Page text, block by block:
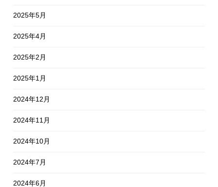
2025年5月
2025年4月
2025年2月
2025年1月
2024年12月
2024年11月
2024年10月
2024年7月
2024年6月